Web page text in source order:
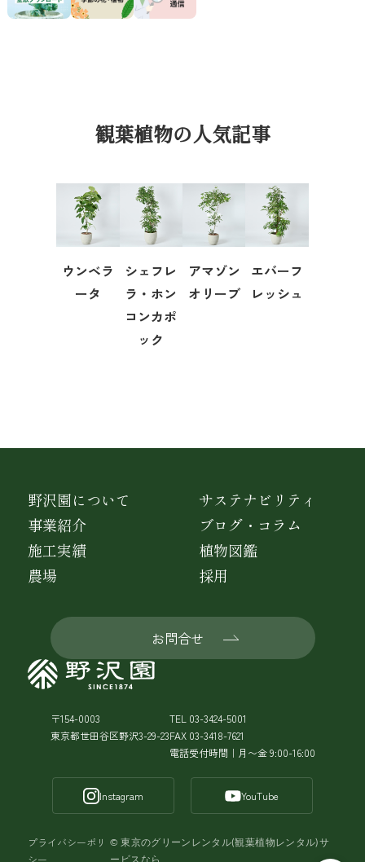
観葉植物の人気記事
ウンベラ
ータ
シェフレ
ラ・ホン
コンカポ
ック
アマゾン
オリーブ
エバーフ
レッシュ
〒154-0003
東京都世田谷区野沢3-29-23
TEL 03-3424-5001
FAX 03-3418-7621
電話受付時間｜月〜金 9:00-16:00
Instagram YouTube
©東京のグリーンレンタル(観葉植物レンタル)サ
ービスなら
プライバシーポリ
野沢園について
事業紹介
施工実績
農場
サステナビリティ
ブログ・コラム
植物図鑑
採用
お問合せ